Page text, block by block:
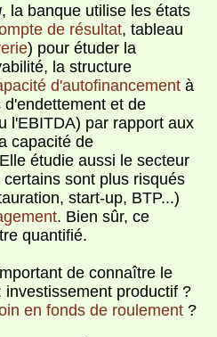
, la banque utilise les états
de résultat, tableau
) pour étuder la
la structure
d'autofinancementà
et de
l'EBITDA) par rapport aux
capacité de
étudie aussi le secteur
sont plus risqués
start-up, BTP...)
. Bien sûr, ce
quantifié.
de connaître le
investissement productif ?
en fonds de roulement?